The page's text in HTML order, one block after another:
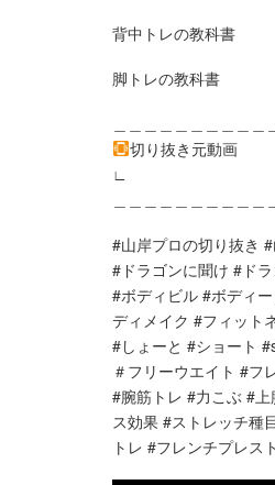
背中トレの教科書
脚トレの教科書
切り抜き元動画
∟
#山岸プロの切り抜き
#ドラゴンに聞け #ド
#ボディビル #ボディ
ディメイク #フィット
#しょーと #ショート
＃フリーウエイト #フ
#腕筋トレ #力こぶ #
ス効果 #ストレッチ種
トレ #フレンチプレス